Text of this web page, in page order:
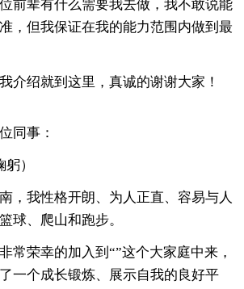
前辈有什么需要我去做，我不敢说能
，但我保证在我的能力范围内做到最
介绍就到这里，真诚的谢谢大家！
同事：
）
，我性格开朗、为人正直、容易与人
球、爬山和跑步。
常荣幸的加入到“”这个大家庭中来，
一个成长锻炼、展示自我的良好平